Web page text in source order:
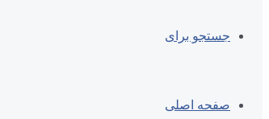
جستجو برای
صفحه اصلی